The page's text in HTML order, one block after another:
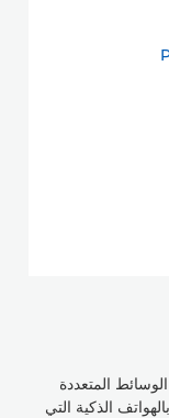
المتعددة
الذكية التي